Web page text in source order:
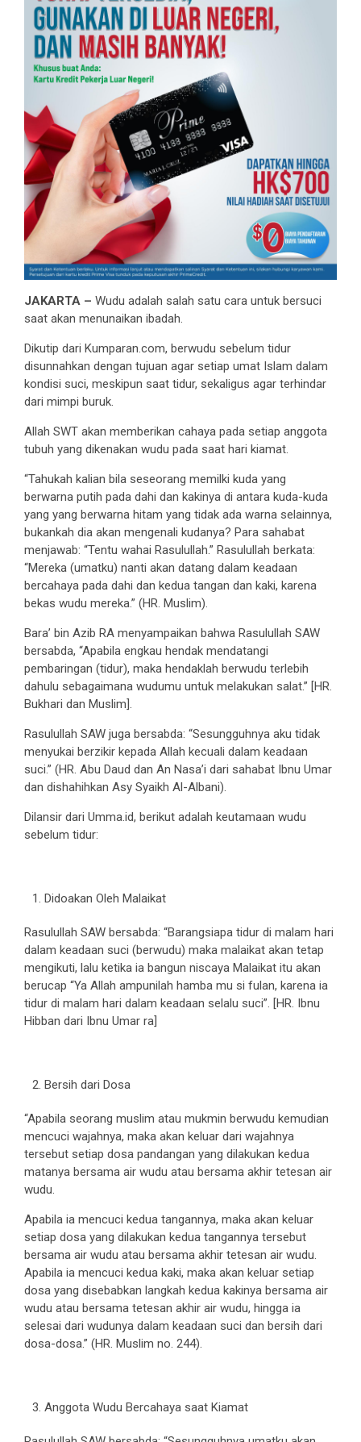
JAKARTA – Wudu adalah salah satu cara untuk bersuci
saat akan menunaikan ibadah.
Dikutip dari Kumparan.com, berwudu sebelum tidur
disunnahkan dengan tujuan agar setiap umat Islam dalam
kondisi suci, meskipun saat tidur, sekaligus agar terhindar
dari mimpi buruk.
Allah SWT akan memberikan cahaya pada setiap anggota
tubuh yang dikenakan wudu pada saat hari kiamat.
“Tahukah kalian bila seseorang memilki kuda yang
berwarna putih pada dahi dan kakinya di antara kuda-kuda
yang yang berwarna hitam yang tidak ada warna selainnya,
bukankah dia akan mengenali kudanya? Para sahabat
menjawab: “Tentu wahai Rasulullah.” Rasulullah berkata:
“Mereka (umatku) nanti akan datang dalam keadaan
bercahaya pada dahi dan kedua tangan dan kaki, karena
bekas wudu mereka.” (HR. Muslim).
Bara’ bin Azib RA menyampaikan bahwa Rasulullah SAW
bersabda, “Apabila engkau hendak mendatangi
pembaringan (tidur), maka hendaklah berwudu terlebih
dahulu sebagaimana wudumu untuk melakukan salat.” [HR.
Bukhari dan Muslim].
Rasulullah SAW juga bersabda: “Sesungguhnya aku tidak
menyukai berzikir kepada Allah kecuali dalam keadaan
suci.” (HR. Abu Daud dan An Nasa’i dari sahabat Ibnu Umar
dan dishahihkan Asy Syaikh Al-Albani).
Dilansir dari Umma.id, berikut adalah keutamaan wudu
sebelum tidur:
Didoakan Oleh Malaikat
Rasulullah SAW bersabda: “Barangsiapa tidur di malam hari
dalam keadaan suci (berwudu) maka malaikat akan tetap
mengikuti, lalu ketika ia bangun niscaya Malaikat itu akan
berucap “Ya Allah ampunilah hamba mu si fulan, karena ia
tidur di malam hari dalam keadaan selalu suci”. [HR. Ibnu
Hibban dari Ibnu Umar ra]
Bersih dari Dosa
“Apabila seorang muslim atau mukmin berwudu kemudian
mencuci wajahnya, maka akan keluar dari wajahnya
tersebut setiap dosa pandangan yang dilakukan kedua
matanya bersama air wudu atau bersama akhir tetesan air
wudu.
Apabila ia mencuci kedua tangannya, maka akan keluar
setiap dosa yang dilakukan kedua tangannya tersebut
bersama air wudu atau bersama akhir tetesan air wudu.
Apabila ia mencuci kedua kaki, maka akan keluar setiap
dosa yang disebabkan langkah kedua kakinya bersama air
wudu atau bersama tetesan akhir air wudu, hingga ia
selesai dari wudunya dalam keadaan suci dan bersih dari
dosa-dosa.” (HR. Muslim no. 244).
Anggota Wudu Bercahaya saat Kiamat